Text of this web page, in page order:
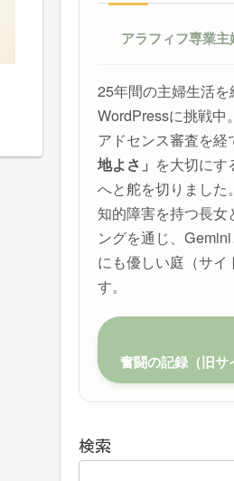
アラフィフ専業
25年間の主婦生活
WordPressに挑戦中。
アドセンス審査を経
地よさ」 を大切にす
へと舵を切りました。
知的障害を持つ長女
ングを通じ、
にも優しい庭（サイ
す。
奮闘の記録（旧サ
検索